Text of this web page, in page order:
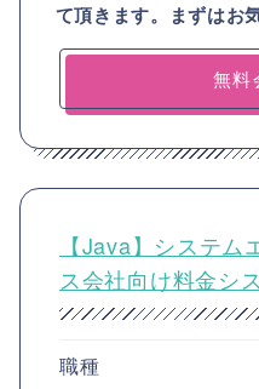
て頂きます。まずはお
無料
【Java】システ
ス会社向け料金シ
職種